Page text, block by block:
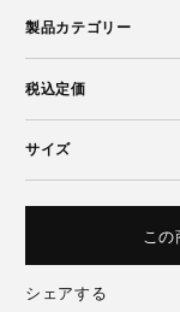
製品カテゴリー
税込定価
サイズ
こ
シェアする